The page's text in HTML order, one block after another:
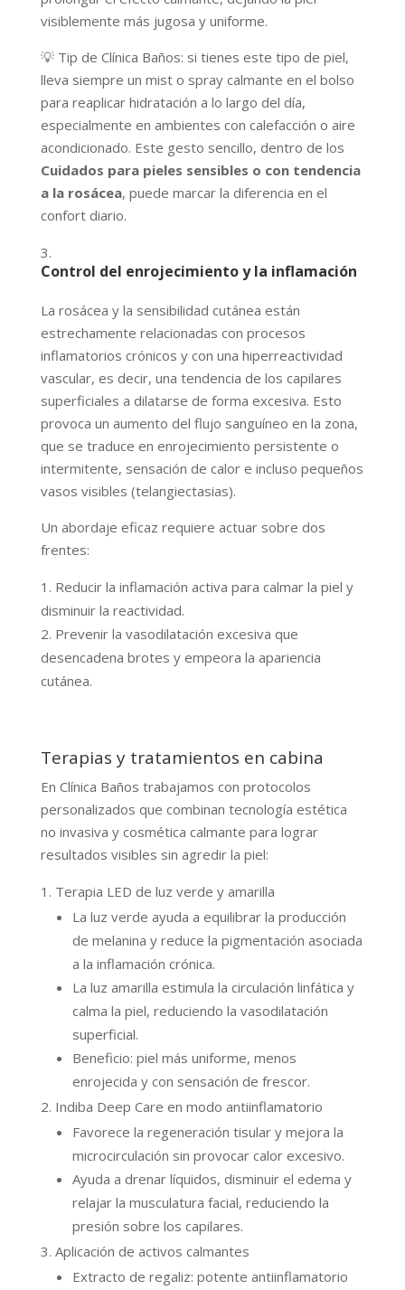
visiblemente más jugosa y uniforme.
💡 Tip de Clínica Baños: si tienes este tipo de piel,
lleva siempre un mist o spray calmante en el bolso
para reaplicar hidratación a lo largo del día,
especialmente en ambientes con calefacción o aire
acondicionado. Este gesto sencillo, dentro de los
Cuidados para pieles sensibles o con tendencia
a la rosácea, puede marcar la diferencia en el
confort diario.
Control del enrojecimiento y la inflamación
La rosácea y la sensibilidad cutánea están
estrechamente relacionadas con procesos
inflamatorios crónicos y con una hiperreactividad
vascular, es decir, una tendencia de los capilares
superficiales a dilatarse de forma excesiva. Esto
provoca un aumento del flujo sanguíneo en la zona,
que se traduce en enrojecimiento persistente o
intermitente, sensación de calor e incluso pequeños
vasos visibles (telangiectasias).
Un abordaje eficaz requiere actuar sobre dos
frentes:
Reducir la inflamación activa para calmar la piel y
disminuir la reactividad.
Prevenir la vasodilatación excesiva que
desencadena brotes y empeora la apariencia
cutánea.
Terapias y tratamientos en cabina
En Clínica Baños trabajamos con protocolos
personalizados que combinan tecnología estética
no invasiva y cosmética calmante para lograr
resultados visibles sin agredir la piel:
Terapia LED de luz verde y amarilla
La luz verde ayuda a equilibrar la producción
de melanina y reduce la pigmentación asociada
a la inflamación crónica.
La luz amarilla estimula la circulación linfática y
calma la piel, reduciendo la vasodilatación
superficial.
Beneficio: piel más uniforme, menos
enrojecida y con sensación de frescor.
Indiba Deep Care en modo antiinflamatorio
Favorece la regeneración tisular y mejora la
microcirculación sin provocar calor excesivo.
Ayuda a drenar líquidos, disminuir el edema y
relajar la musculatura facial, reduciendo la
presión sobre los capilares.
Aplicación de activos calmantes
Extracto de regaliz: potente antiinflamatorio